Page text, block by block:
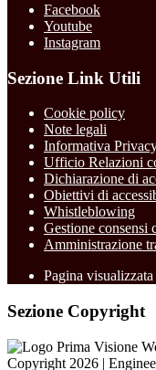
Facebook
Youtube
Instagram
Sezione Link Utili
Cookie policy
Note legali
Informativa
Ufficio Relazioni
Dichiarazione di
Obiettivi di
Whistleblowing
Gestione consensi
Amministrazione
Pagina visualizzata
Sezione Copyright
Copyright 2026 |